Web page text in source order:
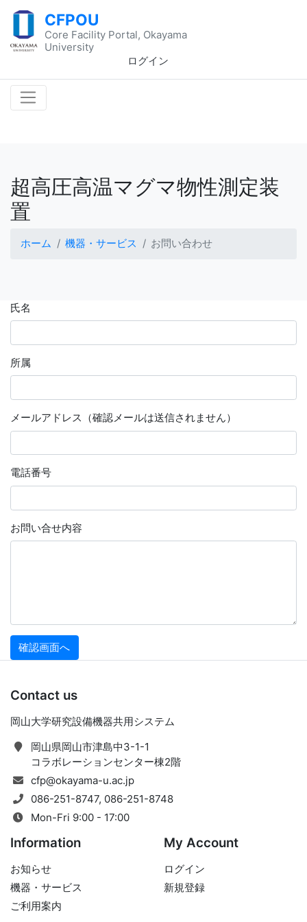
CFPOU
Core Facility Portal, Okayama
University
ログイン
超高圧高温マグマ物性測定装
置
ホーム 機器・サービス お問い合わせ
氏名
所属
メールアドレス（確認メールは送信されません）
電話番号
お問い合せ内容
Contact us
岡山大学研究設備機器共用システム
岡山県岡山市津島中3-1-1
コラボレーションセンター棟2階
cfp@okayama-u.ac.jp
086-251-8747, 086-251-8748
Mon-Fri 9:00 - 17:00
Information
お知らせ
機器・サービス
ご利用案内
My Account
ログイン
新規登録